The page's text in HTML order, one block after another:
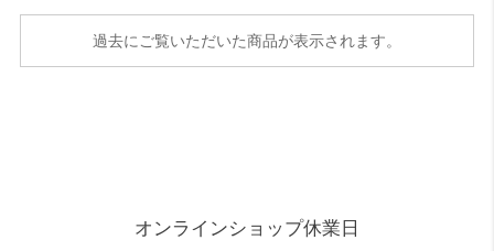
過去にご覧いただいた商品が表示されます。
オンラインショップ休業日